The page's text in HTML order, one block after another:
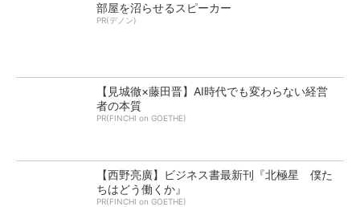
部屋を沼らせるスピーカー
PR(デノン)
【見城徹×藤田晋】AI時代でも変わらない経営
者の本質
PR(FINCHI on GOETHE)
【西野亮廣】ビジネス書最新刊『北極星 僕た
ちはどう働くか』
PR(FINCHI on GOETHE)